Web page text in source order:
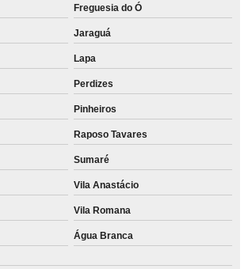
Freguesia do Ó
Jaraguá
Lapa
Perdizes
Pinheiros
Raposo Tavares
Sumaré
Vila Anastácio
Vila Romana
Água Branca